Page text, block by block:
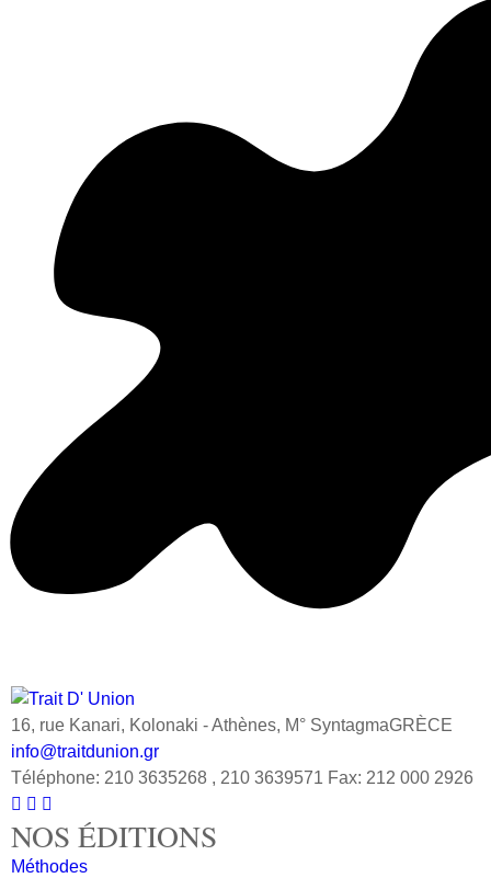
16, rue Kanari, Kolonaki - Athènes, M° SyntagmaGRÈCE
info@traitdunion.gr
Téléphone: 210 3635268 , 210 3639571 Fax: 212 000 2926
  
NOS ÉDITIONS
Méthodes